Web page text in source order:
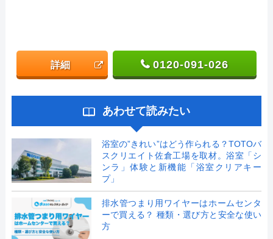
詳細 0120-091-026
あわせて読みたい
浴室の”きれい”はどう作られる？TOTOバ
スクリエイト佐倉工場を取材。浴室「シ
ンラ」体験と新機能「浴室クリアキー
プ」
排水管つまり用ワイヤーはホームセンタ
ーで買える？ 種類・選び方と安全な使い
方